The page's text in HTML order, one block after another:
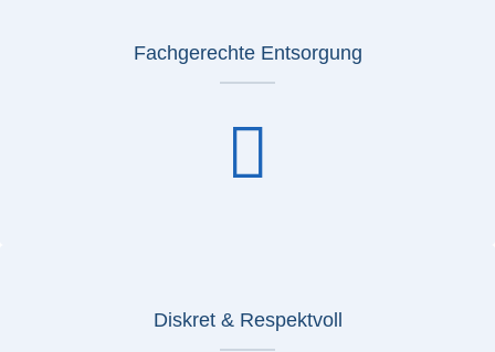
Fachgerechte Entsorgung
Diskret & Respektvoll